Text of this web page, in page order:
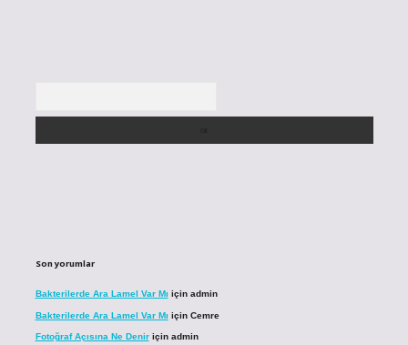
Son yorumlar
Bakterilerde Ara Lamel Var Mı için admin
Bakterilerde Ara Lamel Var Mı için Cemre
Fotoğraf Açısına Ne Deniriçin admin